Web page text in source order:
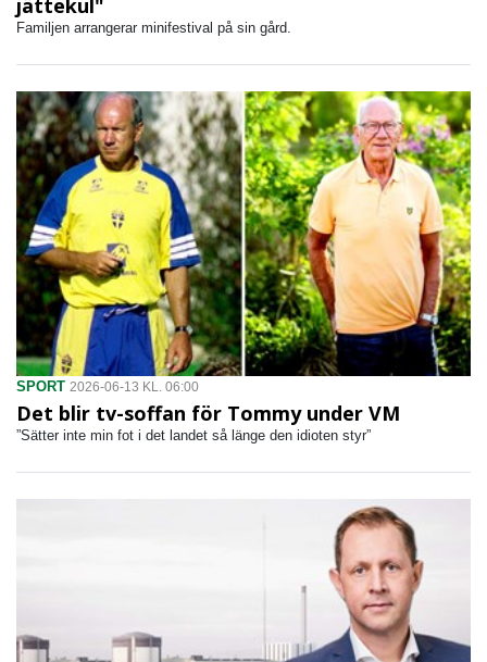
jättekul"
Familjen arrangerar minifestival på sin gård.
SPORT 2026-06-13 KL. 06:00
Det blir tv-soffan för Tommy under VM
”Sätter inte min fot i det landet så länge den idioten styr”